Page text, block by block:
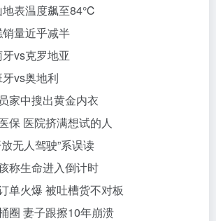
地表温度飙至84℃
量近乎减半
vs克罗地亚
vs奥地利
家中搜出黄金内衣
保 医院挤满想试的人
无人驾驶”系误读
称生命进入倒计时
单火爆 被吐槽货不对板
圈 妻子跟擦10年崩溃